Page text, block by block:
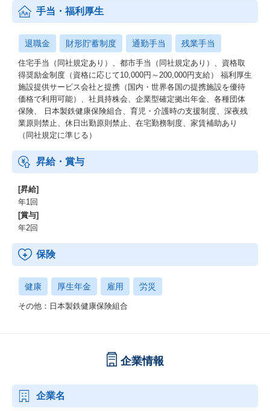
手当・福利厚生
退職金 財形貯蓄制度 通勤手当 残業手当
住宅手当（同社規定あり）、都市手当（同社規定あり）、資格取
得奨励金制度（資格に応じて10,000円～200,000円支給） 福利厚生
施設提供サービス会社と提携（国内・世界各国の提携施設を優待
価格で利用可能）、社員持株会、企業型確定拠出年金、各種団体
保険、 日本製鉄健康保険組合、育児・介護時の支援制度、深夜残
業原則禁止、休日出勤原則禁止、在宅勤務制度、家賃補助あり
（同社規定に準じる）
昇給・賞与
[昇給]
年1回
[賞与]
年2回
保険
健康 厚生年金 雇用 労災
その他：日本製鉄健康保険組合
企業情報
企業名